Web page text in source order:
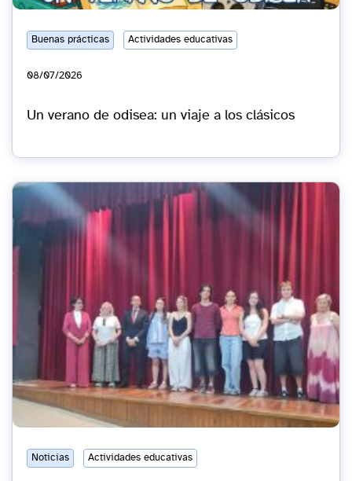
08/07/2026
Buenas prácticas Actividades educativas
Un verano de odisea: un viaje a los clásicos
Noticias Actividades educativas